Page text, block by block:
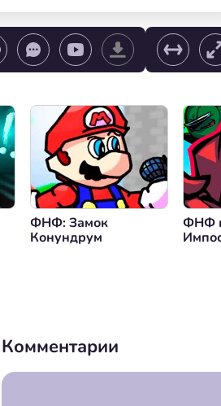
ФНФ: Замок
Конундрум
ФНФ
Комментарии